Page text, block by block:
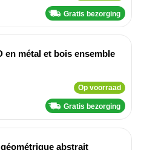
Gratis bezorging
en métal et bois ensemble
Op voorraad
Gratis bezorging
abstrait